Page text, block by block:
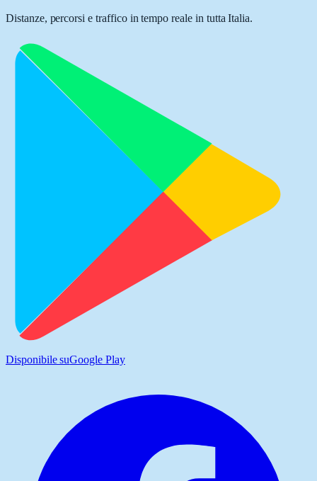
Distanze, percorsi e traffico in tempo reale in tutta Italia.
Disponibile suGoogle Play